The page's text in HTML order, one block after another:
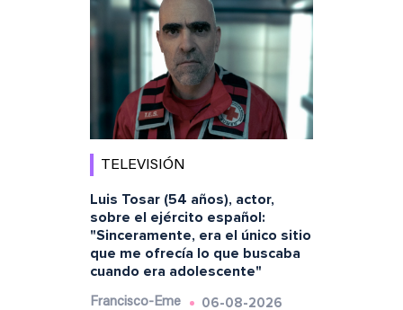
TELEVISIÓN
Luis Tosar (54 años), actor,
sobre el ejército español:
"Sinceramente, era el único sitio
que me ofrecía lo que buscaba
cuando era adolescente"
Francisco-Eme 06-08-2026